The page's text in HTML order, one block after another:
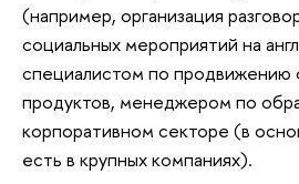
(например, организация
социальных мероприятий на
специалистом по продвижению
продуктов, менеджером по
корпоративном секторе (в
есть в крупных компаниях).